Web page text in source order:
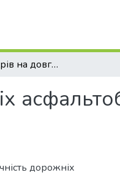
Вплив факторів на довговічність дорожніх асфальтобетонних покриттів
дорожніх